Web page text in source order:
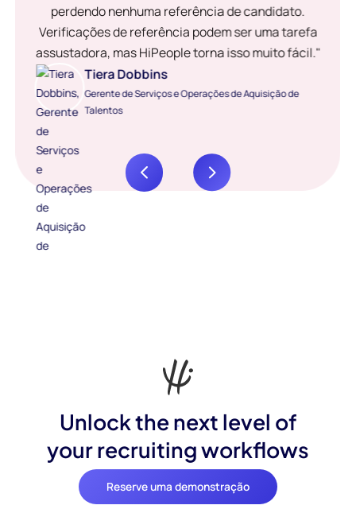
perdendo nenhuma referência de candidato.
Verificações de referência podem ser uma tarefa
assustadora, mas HiPeople torna isso muito fácil."
Tiera Dobbins
Gerente de Serviços e Operações de Aquisição de
Talentos
Unlock the next level of
your recruiting workflows
Reserve uma demonstração